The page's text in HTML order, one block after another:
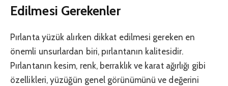
Edilmesi Gerekenler
Pırlanta yüzük alırken dikkat edilmesi gereken en
önemli unsurlardan biri, pırlantanın kalitesidir.
Pırlantanın kesim, renk, berraklık ve karat ağırlığı gibi
özellikleri, yüzüğün genel görünümünü ve değerini